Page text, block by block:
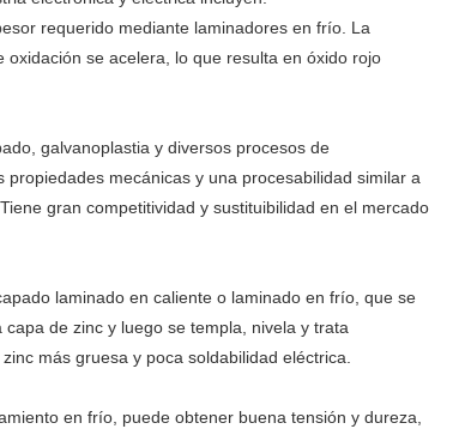
requerido mediante laminadores en frío. La
se acelera, lo que resulta en óxido rojo
galvanoplastia y diversos procesos de
mecánicas y una procesabilidad similar a
gran competitividad y sustituibilidad en el mercado
laminado en caliente o laminado en frío, que se
de zinc y luego se templa, nivela y trata
más gruesa y poca soldabilidad eléctrica.
en frío, puede obtener buena tensión y dureza,